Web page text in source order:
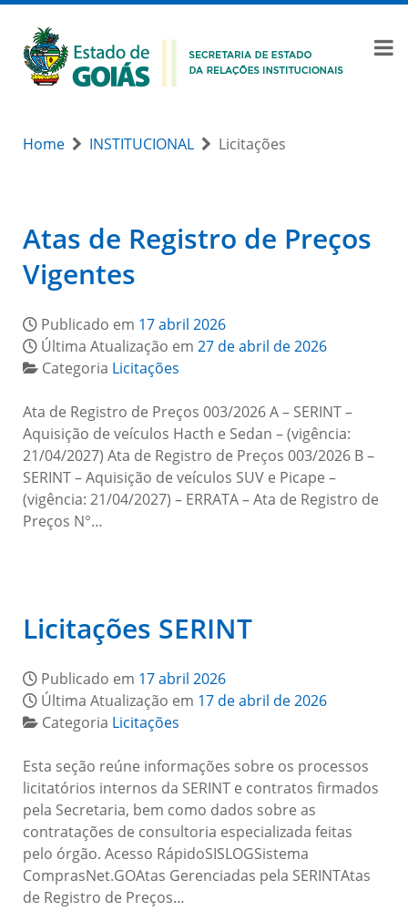
Home INSTITUCIONAL Licitações
Atas de Registro de Preços
Vigentes
Publicado em 17 abril 2026
Última Atualização em 27 de abril de 2026
Categoria Licitações
Ata de Registro de Preços 003/2026 A – SERINT –
Aquisição de veículos Hacth e Sedan – (vigência:
21/04/2027) Ata de Registro de Preços 003/2026 B –
SERINT – Aquisição de veículos SUV e Picape –
(vigência: 21/04/2027) – ERRATA – Ata de Registro de
Preços N°…
Licitações SERINT
Publicado em 17 abril 2026
Última Atualização em 17 de abril de 2026
Categoria Licitações
Esta seção reúne informações sobre os processos
licitatórios internos da SERINT e contratos firmados
pela Secretaria, bem como dados sobre as
contratações de consultoria especializada feitas
pelo órgão. Acesso RápidoSISLOGSistema
ComprasNet.GOAtas Gerenciadas pela SERINTAtas
de Registro de Preços…